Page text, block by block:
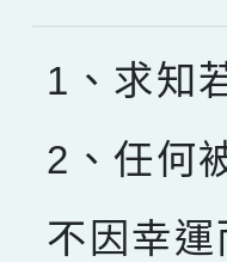
1、求知
2、任何
不因幸